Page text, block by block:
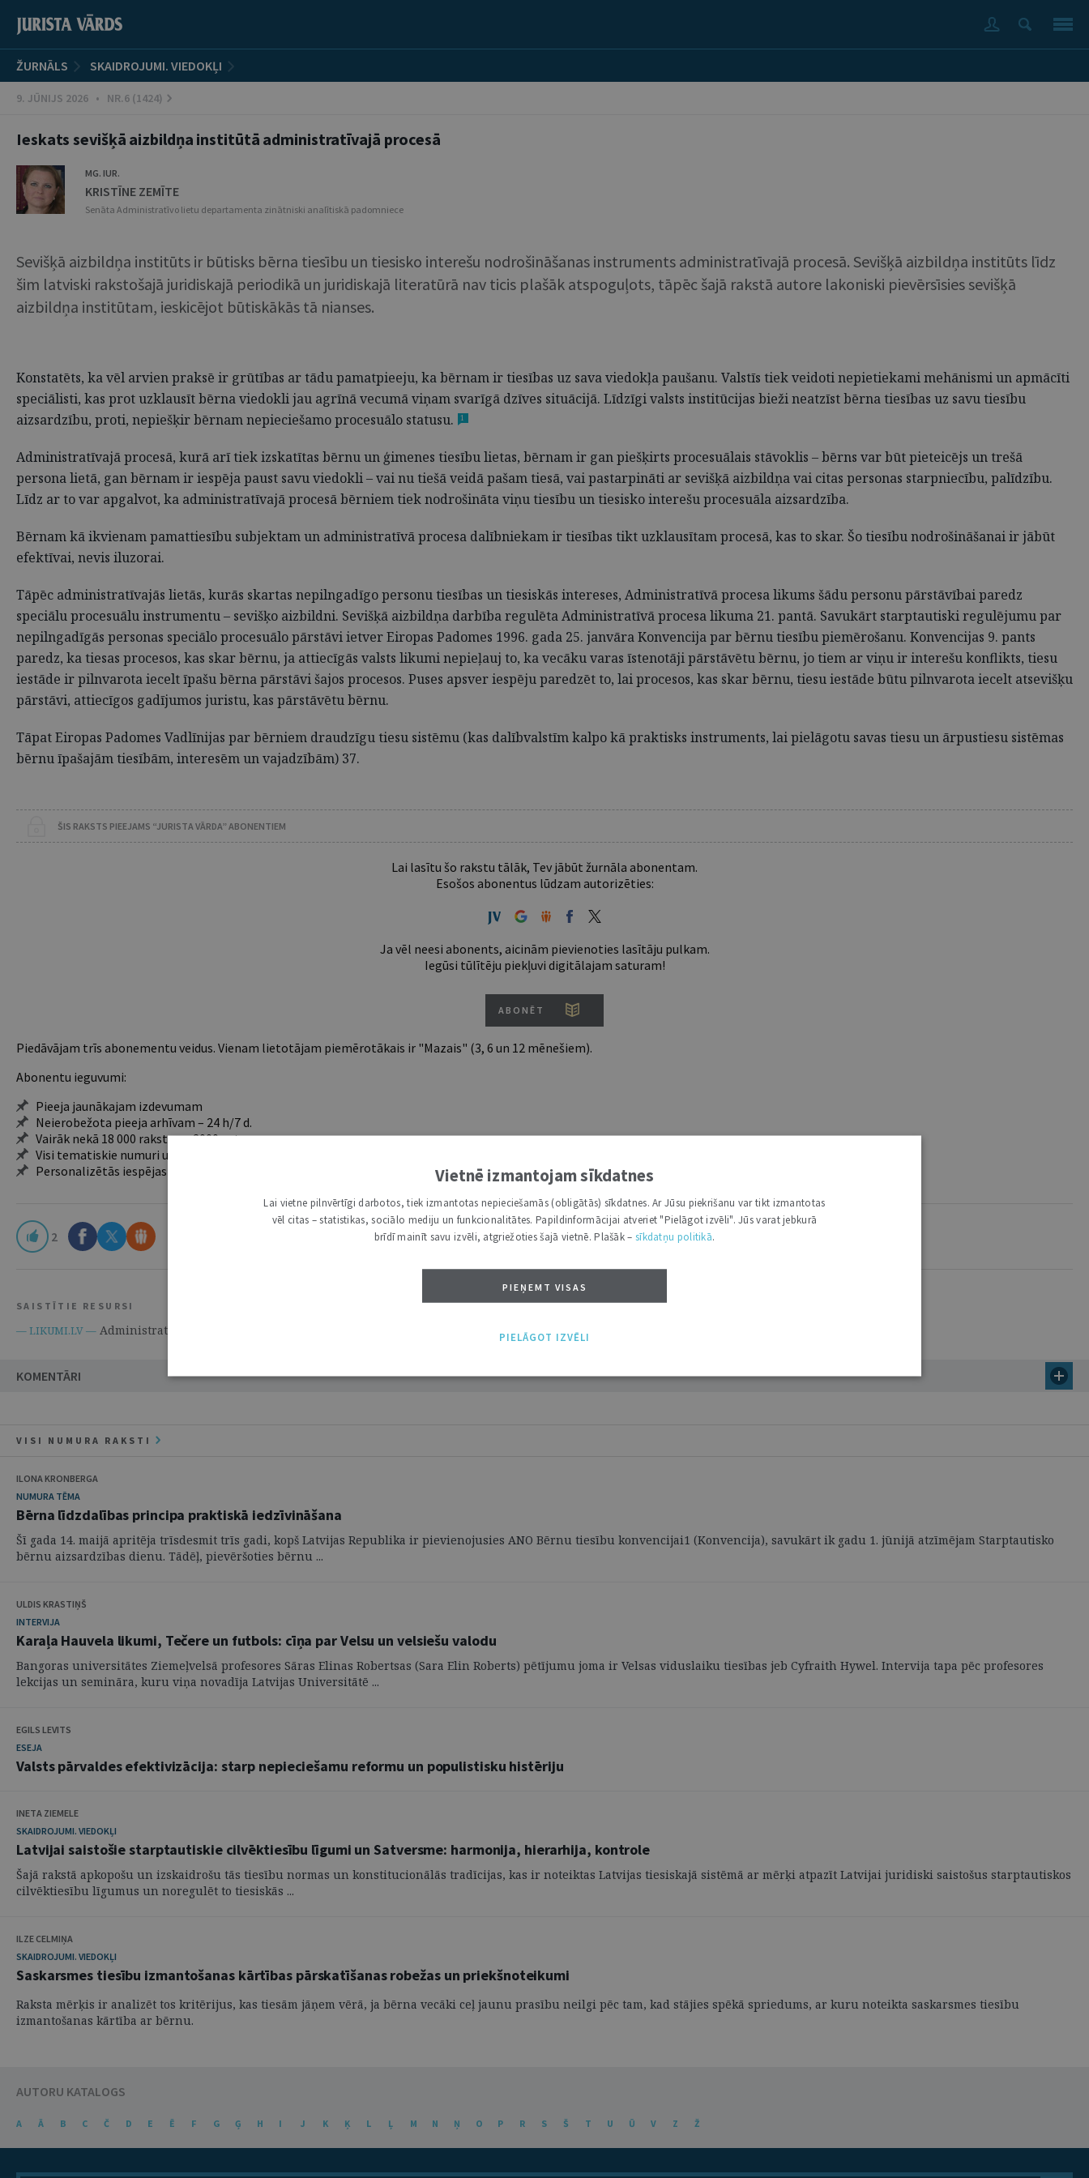
ŽURNĀLS SKAIDROJUMI. VIEDOKĻI
9. JŪNIJS 2026 • NR.6 (1424)
Ieskats sevišķā aizbildņa institūtā administratīvajā procesā
MG. IUR.
KRISTĪNE ZEMĪTE
Senāta Administratīvo lietu departamenta zinātniski analītiskā padomniece
Sevišķā aizbildņa institūts ir būtisks bērna tiesību un tiesisko interešu nodrošināšanas instruments administratīvajā procesā. Sevišķā aizbildņa institūts līdz
šim latviski rakstošajā juridiskajā periodikā un juridiskajā literatūrā nav ticis plašāk atspoguļots, tāpēc šajā rakstā autore lakoniski pievērsīsies sevišķā
aizbildņa institūtam, ieskicējot būtiskākās tā nianses.
Konstatēts, ka vēl arvien praksē ir grūtības ar tādu pamatpieeju, ka bērnam ir tiesības uz sava viedokļa paušanu. Valstīs tiek veidoti nepietiekami mehānismi un apmācīti
speciālisti, kas prot uzklausīt bērna viedokli jau agrīnā vecumā viņam svarīgā dzīves situācijā. Līdzīgi valsts institūcijas bieži neatzīst bērna tiesības uz savu tiesību
aizsardzību, proti, nepiešķir bērnam nepieciešamo procesuālo statusu.
1
Administratīvajā procesā, kurā arī tiek izskatītas bērnu un ģimenes tiesību lietas, bērnam ir gan piešķirts procesuālais stāvoklis – bērns var būt pieteicējs un trešā
persona lietā, gan bērnam ir iespēja paust savu viedokli – vai nu tiešā veidā pašam tiesā, vai pastarpināti ar sevišķā aizbildņa vai citas personas starpniecību, palīdzību.
Līdz ar to var apgalvot, ka administratīvajā procesā bērniem tiek nodrošināta viņu tiesību un tiesisko interešu procesuāla aizsardzība.
Bērnam kā ikvienam pamattiesību subjektam un administratīvā procesa dalībniekam ir tiesības tikt uzklausītam procesā, kas to skar. Šo tiesību nodrošināšanai ir jābūt
efektīvai, nevis iluzorai.
Tāpēc administratīvajās lietās, kurās skartas nepilngadīgo personu tiesības un tiesiskās intereses, Administratīvā procesa likums šādu personu pārstāvībai paredz
speciālu procesuālu instrumentu – sevišķo aizbildni. Sevišķā aizbildņa darbība regulēta Administratīvā procesa likuma 21. pantā. Savukārt starptautiski regulējumu par
nepilngadīgās personas speciālo procesuālo pārstāvi ietver Eiropas Padomes 1996. gada 25. janvāra Konvencija par bērnu tiesību piemērošanu. Konvencijas 9. pants
paredz, ka tiesas procesos, kas skar bērnu, ja attiecīgās valsts likumi nepieļauj to, ka vecāku varas īstenotāji pārstāvētu bērnu, jo tiem ar viņu ir interešu konflikts, tiesu
iestāde ir pilnvarota iecelt īpašu bērna pārstāvi šajos procesos. Puses apsver iespēju paredzēt to, lai procesos, kas skar bērnu, tiesu iestāde būtu pilnvarota iecelt atsevišķu
pārstāvi, attiecīgos gadījumos juristu, kas pārstāvētu bērnu.
Tāpat Eiropas Padomes Vadlīnijas par bērniem draudzīgu tiesu sistēmu (kas dalībvalstīm kalpo kā praktisks instruments, lai pielāgotu savas tiesu un ārpustiesu sistēmas
bērnu īpašajām tiesībām, interesēm un vajadzībām) 37.
ŠIS RAKSTS PIEEJAMS “JURISTA VĀRDA” ABONENTIEM
Lai lasītu šo rakstu tālāk, Tev jābūt žurnāla abonentam.
Esošos abonentus lūdzam autorizēties:
Ja vēl neesi abonents, aicinām pievienoties lasītāju pulkam.
Iegūsi tūlītēju piekļuvi digitālajam saturam!
ABONĒT
Piedāvājam trīs abonementu veidus. Vienam lietotājam piemērotākais ir "Mazais" (3, 6 un 12 mēnešiem).
Abonentu ieguvumi:
Pieeja jaunākajam izdevumam
Neierobežota pieeja arhīvam – 24 h/7 d.
Vairāk nekā 18 000 rakstu un 2000 autoru
Visi tematiskie numuri un ikgadējie grāmatžurnāli
Personalizētās iespējas – piezīmes, citāti, mapes
2
SAISTĪTIE RESURSI
— LIKUMI.LV — Administratīvā procesa likums
KOMENTĀRI
VISI NUMURA RAKSTI
ILONA KRONBERGA
NUMURA TĒMA
Bērna līdzdalības principa praktiskā iedzīvināšana
Šī gada 14. maijā apritēja trīsdesmit trīs gadi, kopš Latvijas Republika ir pievienojusies ANO Bērnu tiesību konvencijai1 (Konvencija), savukārt ik gadu 1. jūnijā atzīmējam Starptautisko
bērnu aizsardzības dienu. Tādēļ, pievēršoties bērnu ...
ULDIS KRASTIŅŠ
INTERVIJA
Karaļa Hauvela likumi, Tečere un futbols: cīņa par Velsu un velsiešu valodu
Bangoras universitātes Ziemeļvelsā profesores Sāras Elinas Robertsas (Sara Elin Roberts) pētījumu joma ir Velsas viduslaiku tiesības jeb Cyfraith Hywel. Intervija tapa pēc profesores
lekcijas un semināra, kuru viņa novadīja Latvijas Universitātē ...
EGILS LEVITS
ESEJA
Valsts pārvaldes efektivizācija: starp nepieciešamu reformu un populistisku histēriju
INETA ZIEMELE
SKAIDROJUMI. VIEDOKĻI
Latvijai saistošie starptautiskie cilvēktiesību līgumi un Satversme: harmonija, hierarhija, kontrole
Šajā rakstā apkopošu un izskaidrošu tās tiesību normas un konstitucionālās tradīcijas, kas ir noteiktas Latvijas tiesiskajā sistēmā ar mērķi atpazīt Latvijai juridiski saistošus starptautiskos
cilvēktiesību līgumus un noregulēt to tiesiskās ...
ILZE CELMIŅA
SKAIDROJUMI. VIEDOKĻI
Saskarsmes tiesību izmantošanas kārtības pārskatīšanas robežas un priekšnoteikumi
Raksta mērķis ir analizēt tos kritērijus, kas tiesām jāņem vērā, ja bērna vecāki ceļ jaunu prasību neilgi pēc tam, kad stājies spēkā spriedums, ar kuru noteikta saskarsmes tiesību
izmantošanas kārtība ar bērnu.
AUTORU KATALOGS
A Ā B C Č D E Ē F G Ģ H I J K Ķ L Ļ M N Ņ O P R S Š T U Ū V Z Ž
Vietnē izmantojam sīkdatnes
Lai vietne pilnvērtīgi darbotos, tiek izmantotas nepieciešamās (obligātās) sīkdatnes. Ar Jūsu piekrišanu var tikt izmantotas
vēl citas – statistikas, sociālo mediju un funkcionalitātes. Papildinformācijai atveriet "Pielāgot izvēli". Jūs varat jebkurā
brīdī mainīt savu izvēli, atgriežoties šajā vietnē. Plašāk – sīkdatņu politikā.
PIEŅEMT VISAS
PIELĀGOT IZVĒLI